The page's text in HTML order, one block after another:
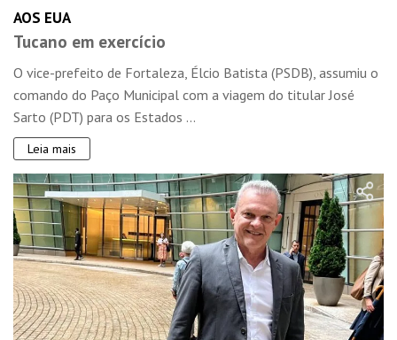
AOS EUA
Tucano em exercício
O vice-prefeito de Fortaleza, Élcio Batista (PSDB), assumiu o
comando do Paço Municipal com a viagem do titular José
Sarto (PDT) para os Estados ...
Leia mais